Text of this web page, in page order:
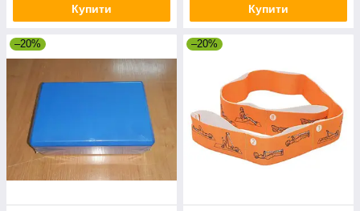
Купити Купити
–20% –20%